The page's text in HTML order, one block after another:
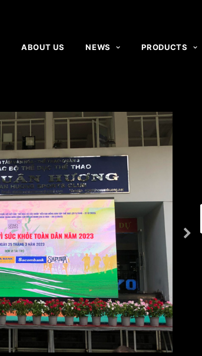
ABOUT US NEWS PRODUCTS